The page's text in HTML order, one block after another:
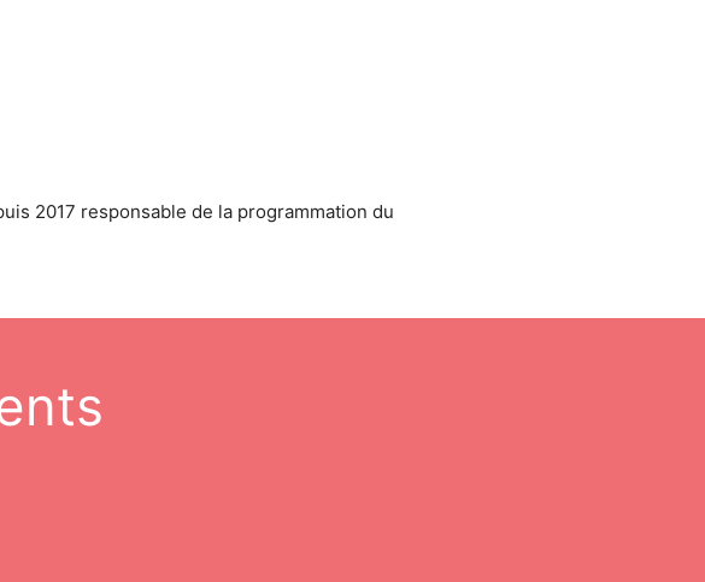
2017 responsable de la programmation du